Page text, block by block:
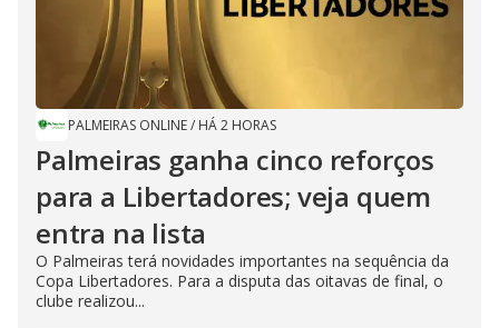
PALMEIRAS ONLINE/ HÁ 2 HORAS
Palmeiras ganha cinco reforços
para a Libertadores; veja quem
entra na lista
O Palmeiras terá novidades importantes na sequência da
Copa Libertadores. Para a disputa das oitavas de final, o
clube realizou...